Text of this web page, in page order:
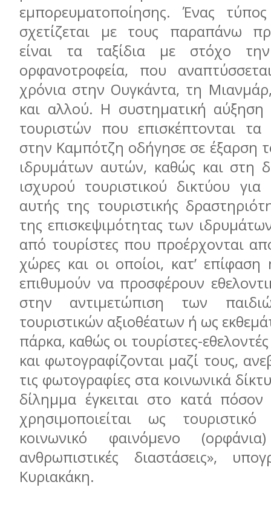
εμπορευματοποίησης. Ένας
σχετίζεται με τους παραπάνω
είναι τα ταξίδια με στόχο
ορφανοτροφεία, που
χρόνια στην Ουγκάντα, τη
και αλλού. Η συστηματική αύξηση
τουριστών που επισκέπτονται τα
στην Καμπότζη οδήγησε σε έξαρση
ιδρυμάτων αυτών, καθώς και στη
ισχυρού τουριστικού δικτύου
αυτής της τουριστικής
της επισκεψιμότητας των
από τουρίστες που προέρχονται
χώρες και οι οποίοι, κατ’ επίφαση
επιθυμούν να προσφέρουν
στην αντιμετώπιση των
τουριστικών αξιοθέατων ή ως
πάρκα, καθώς οι τουρίστες-
και φωτογραφίζονται μαζί τους,
τις φωτογραφίες στα κοινωνικά
δίλημμα έγκειται στο κατά πόσον
χρησιμοποιείται ως
κοινωνικό φαινόμενο
ανθρωπιστικές διαστάσεις»,
Κυριακάκη.